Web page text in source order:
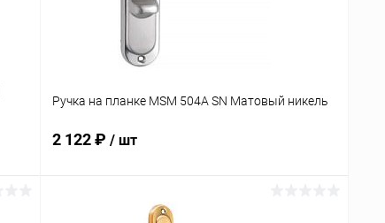
Ручка на планке MSM 504A SN Матовый никель
2 122 ₽ / шт
В корзину